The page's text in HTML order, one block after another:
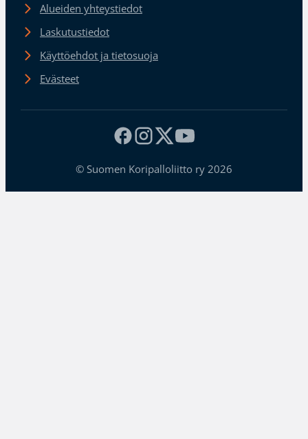
Alueiden yhteystiedot
Laskutustiedot
Käyttöehdot ja tietosuoja
Evästeet
© Suomen Koripalloliitto ry 2026